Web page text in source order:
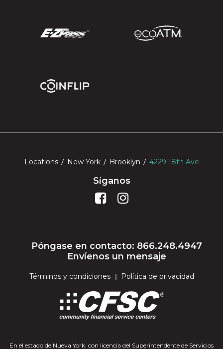
Locations New York Brooklyn 4229 18th Ave
Síganos
Póngase en contacto: 866.248.4947
Envíenos un mensaje
Términos y condiciones Política de privacidad
En el estado de Nueva York, con licencia del Superintendente de Servicios